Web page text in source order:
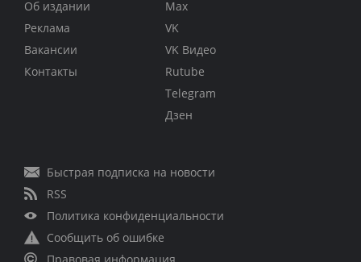
Об издании
Реклама
Вакансии
Контакты
Max
VK
VK Видео
Rutube
Telegram
Дзен
Быстрая подписка на новости
RSS
Политика конфиденциальности
Сообщить об ошибке